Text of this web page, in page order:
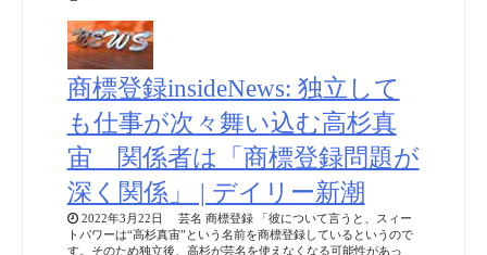
商標登録insideNews: 独立して
も仕事が次々舞い込む高杉真
宙 関係者は「商標登録問題が
深く関係」 | デイリー新潮
2022年3月22日 芸名 商標登録 「彼について言うと、スィー
トパワーは“高杉真宙”という名前を商標登録しているというので
す。そのため独立後、高杉が芸名を使えなくなる可能性があっ